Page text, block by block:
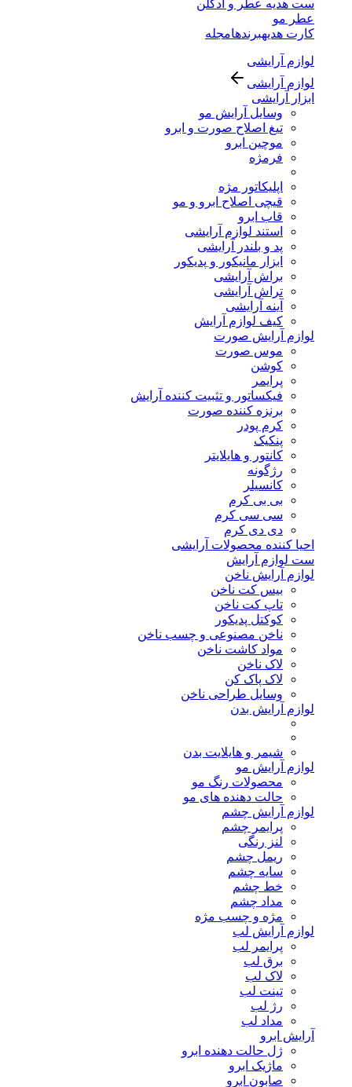
ست هدیه عطر و ادکلن
عطر مو
کارت هدیهبرندهامجله
لوازم آرایشی
لوازم آرایشی
ابزار آرایشی
وسایل آرایش مو
تیغ اصلاح صورت و ابرو
موچین ابرو
فرمژه
اپلیکاتور مژه
قیچی اصلاح ابرو و مو
قاب ابرو
استند لوازم آرایشی
پد و بلندر آرایشی
ابزار مانیکور و پدیکور
براش آرایشی
تراش آرایشی
آینه آرایشی
کیف لوازم آرایش
لوازم آرایش صورت
موس صورت
کوشن
پرایمر
فیکساتور و تثبیت کننده آرایش
برنزه کننده صورت
کرم پودر
پنکیک
کانتور و هایلایتر
رژگونه
کانسیلر
بی بی کرم
سی سی کرم
دی دی کرم
احیا کننده محصولات آرایشی
ست لوازم آرایش
لوازم آرایش ناخن
بیس کت ناخن
تاپ کت ناخن
کوکتل پدیکور
ناخن مصنوعی و چسب ناخن
مواد کاشت ناخن
لاک ناخن
لاک پاک کن
وسایل طراحی ناخن
لوازم آرایش بدن
شیمر و هایلایت بدن
لوازم آرایش مو
محصولات رنگ مو
حالت دهنده های مو
لوازم آرایش چشم
پرایمر چشم
لنز رنگی
ریمل چشم
سایه چشم
خط چشم
مداد چشم
مژه و چسب مژه
لوازم آرایش لب
پرایمر لب
برق لب
لاک لب
تینت لب
رژ لب
مداد لب
آرایش ابرو
ژل حالت دهنده ابرو
ماژیک ابرو
صابون ابرو